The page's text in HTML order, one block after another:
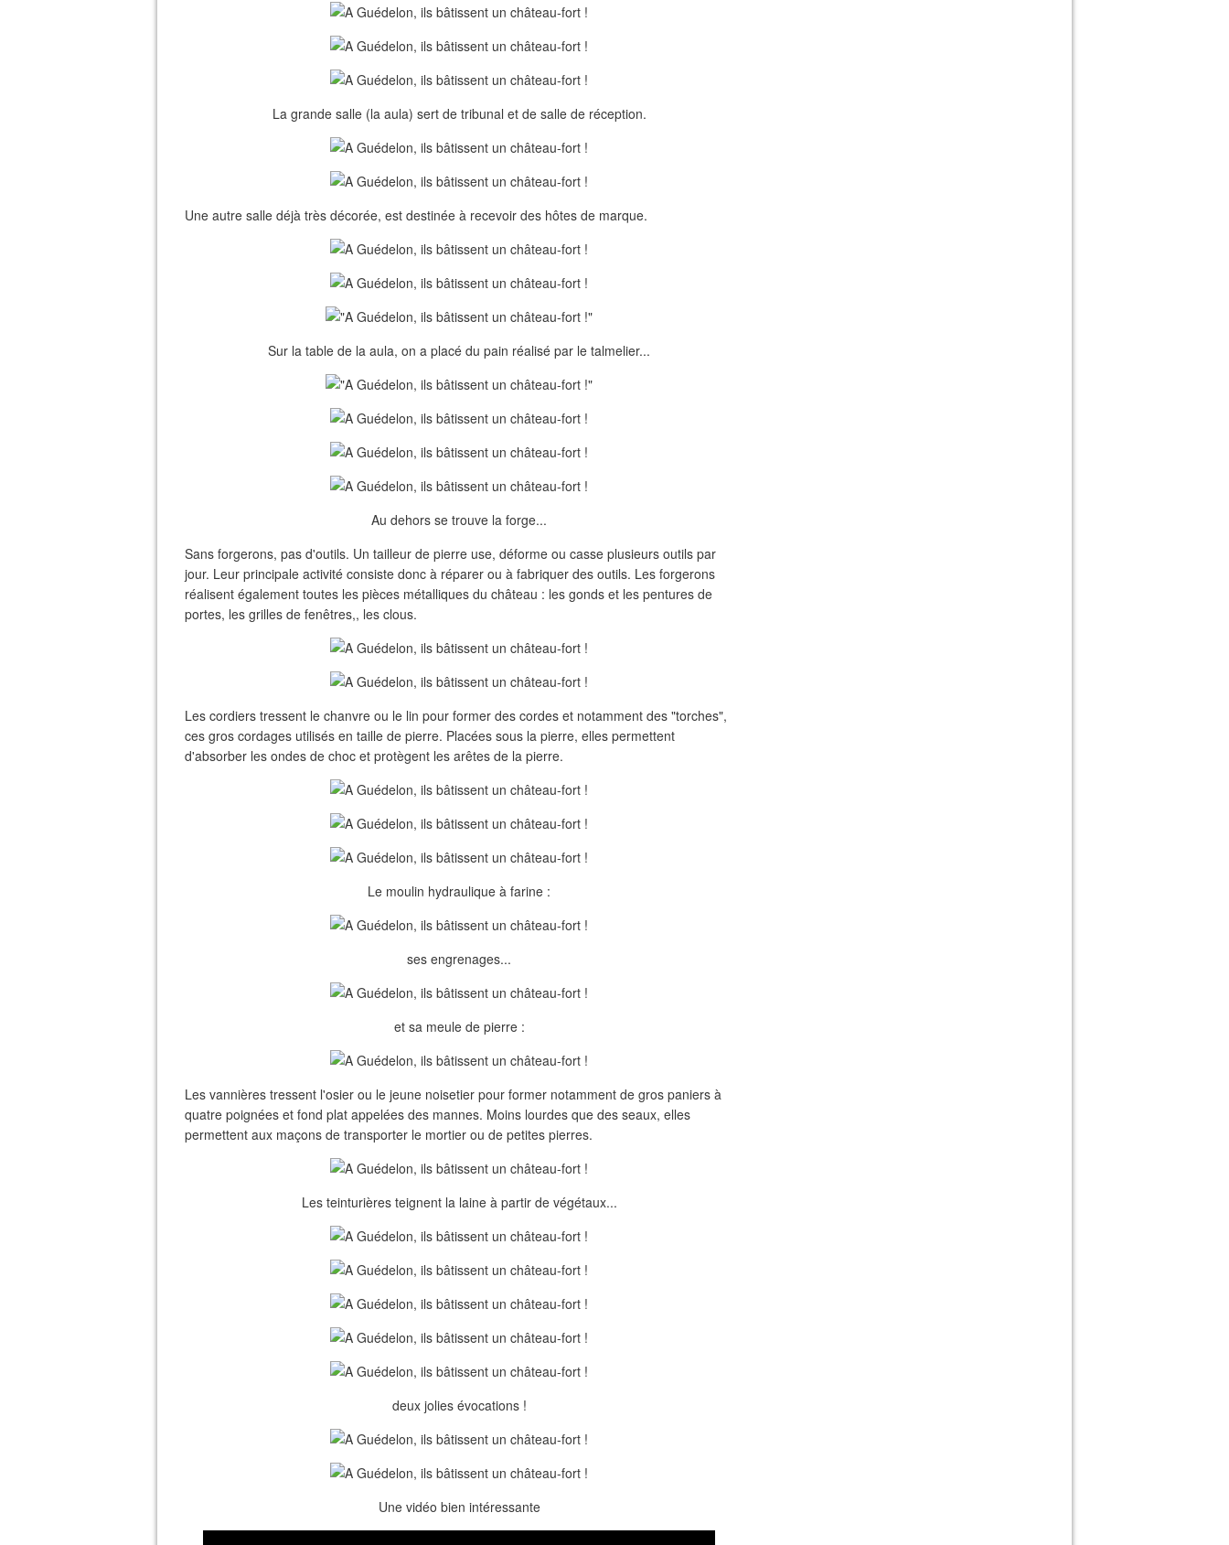
La grande salle (la aula) sert de tribunal et de salle de réception.
Une autre salle déjà très décorée, est destinée à recevoir des hôtes de marque.
Sur la table de la aula, on a placé du pain réalisé par le talmelier...
Au dehors se trouve la forge...
Sans forgerons, pas d'outils. Un tailleur de pierre use, déforme ou casse plusieurs outils par
jour. Leur principale activité consiste donc à réparer ou à fabriquer des outils. Les forgerons
réalisent également toutes les pièces métalliques du château : les gonds et les pentures de
portes, les grilles de fenêtres,, les clous.
Les cordiers tressent le chanvre ou le lin pour former des cordes et notamment des "torches",
ces gros cordages utilisés en taille de pierre. Placées sous la pierre, elles permettent
d'absorber les ondes de choc et protègent les arêtes de la pierre.
Le moulin hydraulique à farine :
ses engrenages...
et sa meule de pierre :
Les vannières tressent l'osier ou le jeune noisetier pour former notamment de gros paniers à
quatre poignées et fond plat appelées des mannes. Moins lourdes que des seaux, elles
permettent aux maçons de transporter le mortier ou de petites pierres.
Les teinturières teignent la laine à partir de végétaux...
deux jolies évocations !
Une vidéo bien intéressante